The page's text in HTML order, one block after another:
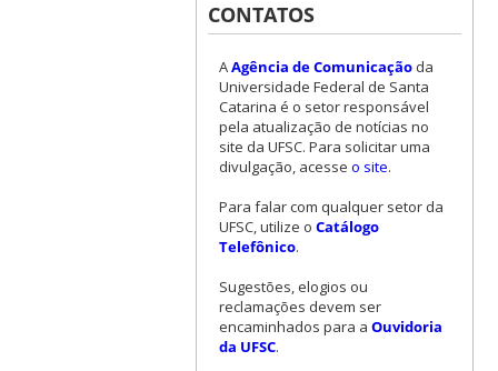
CONTATOS
AAgência de Comunicaçãoda
Universidade Federal de Santa
Catarina é o setor responsável
pela atualização de notícias no
site da UFSC. Para solicitar uma
divulgação, acesse o site.
Para falar com qualquer setor da
UFSC, utilize o Catálogo
Telefônico.
Sugestões, elogios ou
reclamações devem ser
encaminhados para a Ouvidoria
da UFSC.